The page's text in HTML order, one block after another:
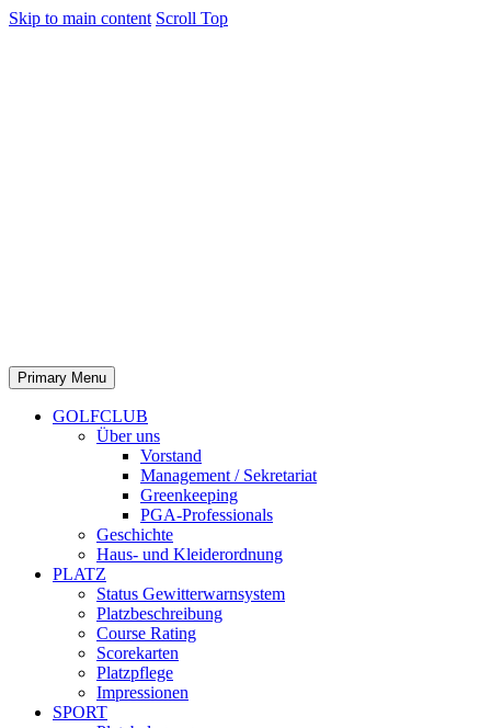
Skip to main content Scroll Top
Primary Menu
GOLFCLUB
Über uns
Vorstand
Management / Sekretariat
Greenkeeping
PGA-Professionals
Geschichte
Haus- und Kleiderordnung
PLATZ
Status Gewitterwarnsystem
Platzbeschreibung
Course Rating
Scorekarten
Platzpflege
Impressionen
SPORT